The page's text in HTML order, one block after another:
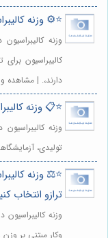
⭐️⚙️ وزنه
وزنه
کالیبراسیون
دارند،. | مشاهده
⭐️📋 وزنه
وزنه
تولیدی،
⭐️⚖️ وزنه
ترازو انتخاب
وزنه
وکار مبتنی بر